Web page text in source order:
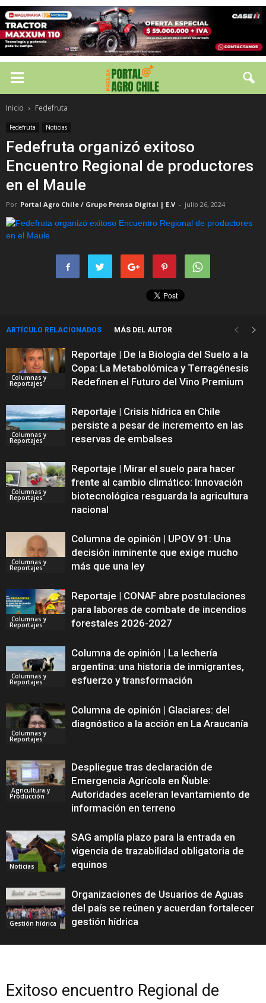
Inicio Fedefruta
Fedefruta Noticias
Fedefruta organizó exitoso
Encuentro Regional de productores
en el Maule
Por Portal Agro Chile / Grupo Prensa Digital | E.V - julio 26, 2024
ARTÍCULO RELACIONADOS MÁS DEL AUTOR
Columnas y
Reportajes
Reportaje | De la Biología del Suelo a la
Copa: La Metabolómica y Terragénesis
Redefinen el Futuro del Vino Premium
Columnas y
Reportajes
Reportaje | Crisis hídrica en Chile
persiste a pesar de incremento en las
reservas de embalses
Columnas y
Reportajes
Reportaje | Mirar el suelo para hacer
frente al cambio climático: Innovación
biotecnológica resguarda la agricultura
nacional
Columnas y
Reportajes
Columna de opinión | UPOV 91: Una
decisión inminente que exige mucho
más que una ley
Columnas y
Reportajes
Reportaje | CONAF abre postulaciones
para labores de combate de incendios
forestales 2026-2027
Columnas y
Reportajes
Columna de opinión | La lechería
argentina: una historia de inmigrantes,
esfuerzo y transformación
Columnas y
Reportajes
Columna de opinión | Glaciares: del
diagnóstico a la acción en La Araucanía
Agricultura y
Producción
Despliegue tras declaración de
Emergencia Agrícola en Ñuble:
Autoridades aceleran levantamiento de
información en terreno
Noticias
SAG amplía plazo para la entrada en
vigencia de trazabilidad obligatoria de
equinos
Gestión hídrica
Organizaciones de Usuarios de Aguas
del país se reúnen y acuerdan fortalecer
gestión hídrica
Exitoso encuentro Regional de